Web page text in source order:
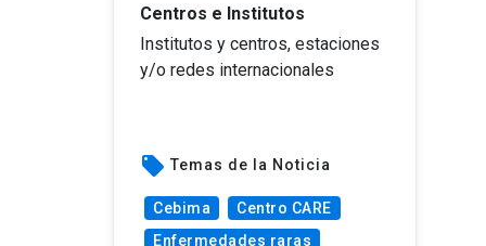
Centros e Institutos
Institutos y centros, estaciones
y/o redes internacionales
local_offer Temas de la Noticia
Cebima
Centro CARE
Enfermedades raras